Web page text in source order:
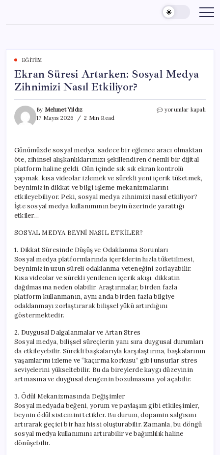
content
EĞITIM
Ekran Süresi Artarken: Sosyal Medya
Zihnimizi Nasıl Etkiliyor?
By Mehmet Yıldız
17 Mayıs 2026
2 Min Read
Ekran
Zihnimizi
Nasıl
Etkiliyor?
için
yorumlar kapalı
Günümüzde sosyal medya, sadece bir eğlence aracı olmaktan
öte, zihinsel alışkanlıklarımızı şekillendiren önemli bir dijital
platform haline geldi. Gün içinde sık sık ekran kontrolü
yapmak, kısa videolar izlemek ve sürekli yeni içerik tüketmek,
beynimizin dikkat ve bilgi işleme mekanizmalarını
etkileyebiliyor. Peki, sosyal medya zihnimizi nasıl etkiliyor?
İşte sosyal medya kullanımının beyin üzerinde yarattığı
etkiler…
SOSYAL MEDYA BEYNİ NASIL ETKİLER?
1. Dikkat Süresinde Düşüş ve Odaklanma Sorunları
Sosyal medya platformlarında içeriklerin hızla tüketilmesi,
beynimizin uzun süreli odaklanma yeteneğini zorlayabilir.
Kısa videolar ve sürekli yenilenen içerik akışı, dikkatin
dağılmasına neden olabilir. Araştırmalar, birden fazla
platform kullanmanın, aynı anda birden fazla bilgiye
odaklanmayı zorlaştırarak bilişsel yükü artırdığını
göstermektedir.
2. Duygusal Dalgalanmalar ve Artan Stres
Sosyal medya, bilişsel süreçlerin yanı sıra duygusal durumları
da etkileyebilir. Sürekli başkalarıyla karşılaştırma, başkalarının
yaşamlarını izleme ve “kaçırma korkusu” gibi unsurlar stres
seviyelerini yükseltebilir. Bu da bireylerde kaygı düzeyinin
artmasına ve duygusal dengenin bozulmasına yol açabilir.
3. Ödül Mekanizmasında Değişimler
Sosyal medyada beğeni, yorum ve paylaşım gibi etkileşimler,
beynin ödül sistemini tetikler. Bu durum, dopamin salgısını
artırarak geçici bir haz hissi oluşturabilir. Zamanla, bu döngü
sosyal medya kullanımını artırabilir ve bağımlılık haline
dönüşebilir.